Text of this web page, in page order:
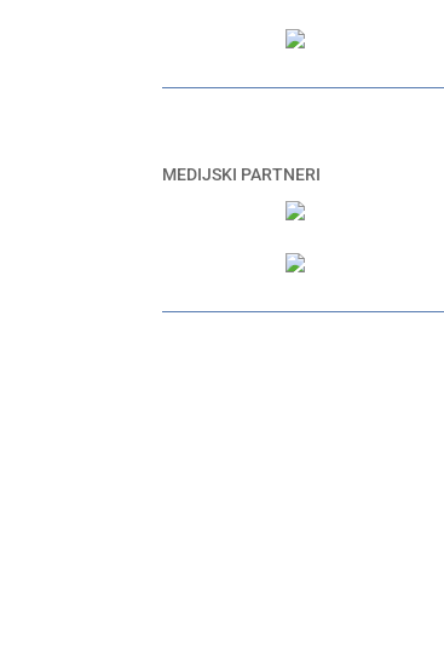
MEDIJSKI PARTNERI